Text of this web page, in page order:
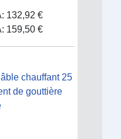
132,92 €
159,50 €
chauffant 25
de gouttière